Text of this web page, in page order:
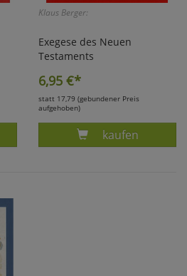
BIBELKUNDE AT U. NT (1)
Klaus Berger:
Exegese des Neuen
Testaments
6,95 €*
statt 17,79 (gebundener Preis
aufgehoben)
Produkt
kaufen